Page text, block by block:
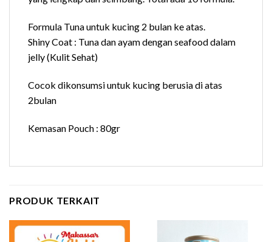
Formula Tuna untuk kucing 2 bulan ke atas.
Shiny Coat : Tuna dan ayam dengan seafood dalam
jelly (Kulit Sehat)
Cocok dikonsumsi untuk kucing berusia di atas
2bulan
Kemasan Pouch : 80gr
PRODUK TERKAIT